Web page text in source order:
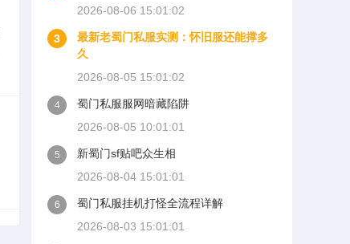
2026-08-06 15:01:02
3
最新老蜀门私服实测：怀旧服还能撑多
久
2026-08-05 15:01:02
4
蜀门私服服网暗藏陷阱
2026-08-05 10:01:01
5
新蜀门sf贴吧众生相
2026-08-04 15:01:01
6
蜀门私服挂机打怪全流程详解
2026-08-03 15:01:01